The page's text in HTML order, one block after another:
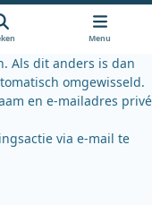
o
k
b
k
y
Menu
Als dit anders is dan
omgewisseld.
en e-mailadres privé
via e-mail te